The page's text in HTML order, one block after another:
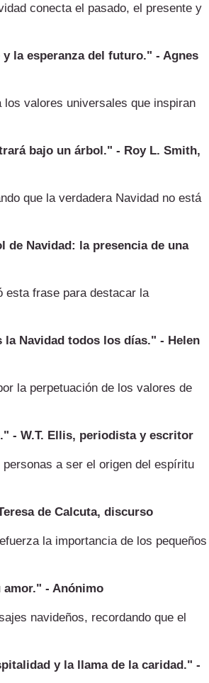
conecta el pasado, el presente y
la esperanza del futuro." - Agnes
valores universales que inspiran
bajo un árbol." - Roy L. Smith,
que la verdadera Navidad no está
Navidad: la presencia de una
esta frase para destacar la
la Navidad todos los días." - Helen
la perpetuación de los valores de
- W.T. Ellis, periodista y escritor
a ser el origen del espíritu
de Calcuta, discurso
la importancia de los pequeños
amor." - Anónimo
navideños, recordando que el
y la llama de la caridad." -